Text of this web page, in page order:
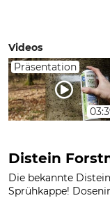
Videos
Präsentation
Distein
Die bekannte
Sprühkappe!